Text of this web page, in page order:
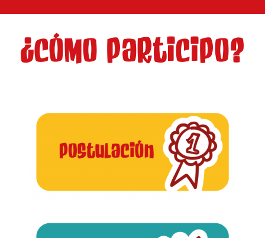
¿CÓMO PARTICIPO?